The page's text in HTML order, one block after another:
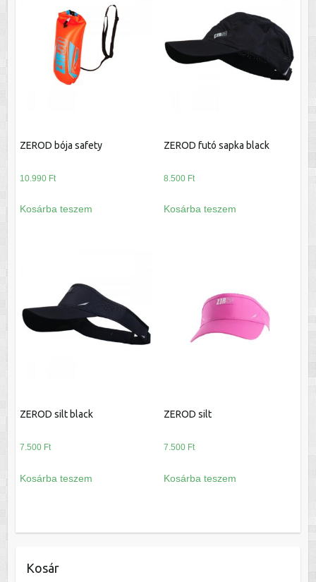
ZEROD bója safety
10.990 Ft
Kosárba teszem
ZEROD futó sapka black
8.500 Ft
Kosárba teszem
ZEROD silt black
7.500 Ft
Kosárba teszem
ZEROD silt
7.500 Ft
Kosárba teszem
Kosár